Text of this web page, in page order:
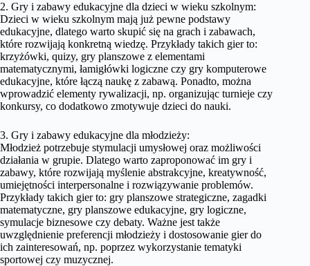
2. Gry i zabawy edukacyjne dla dzieci w wieku szkolnym:
Dzieci w wieku szkolnym mają już pewne podstawy
edukacyjne, dlatego warto skupić się na grach i zabawach,
które rozwijają konkretną wiedzę. Przykłady takich gier to:
krzyżówki, quizy, gry planszowe z elementami
matematycznymi, łamigłówki logiczne czy gry komputerowe
edukacyjne, które łączą naukę z zabawą. Ponadto, można
wprowadzić elementy rywalizacji, np. organizując turnieje czy
konkursy, co dodatkowo zmotywuje dzieci do nauki.
3. Gry i zabawy edukacyjne dla młodzieży:
Młodzież potrzebuje stymulacji umysłowej oraz możliwości
działania w grupie. Dlatego warto zaproponować im gry i
zabawy, które rozwijają myślenie abstrakcyjne, kreatywność,
umiejętności interpersonalne i rozwiązywanie problemów.
Przykłady takich gier to: gry planszowe strategiczne, zagadki
matematyczne, gry planszowe edukacyjne, gry logiczne,
symulacje biznesowe czy debaty. Ważne jest także
uwzględnienie preferencji młodzieży i dostosowanie gier do
ich zainteresowań, np. poprzez wykorzystanie tematyki
sportowej czy muzycznej.